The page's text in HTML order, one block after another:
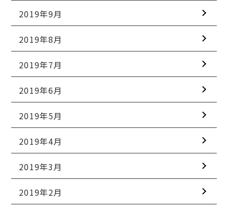
2019年9月
2019年8月
2019年7月
2019年6月
2019年5月
2019年4月
2019年3月
2019年2月